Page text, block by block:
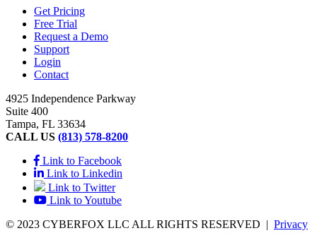
Get Pricing
Free Trial
Request a Demo
Support
Login
Contact
4925 Independence Parkway
Suite 400
Tampa, FL 33634
CALL US (813) 578-8200
Link to Facebook
Link to Linkedin
Link to Twitter
Link to Youtube
© 2023 CYBERFOX LLC ALL RIGHTS RESERVED | Privacy